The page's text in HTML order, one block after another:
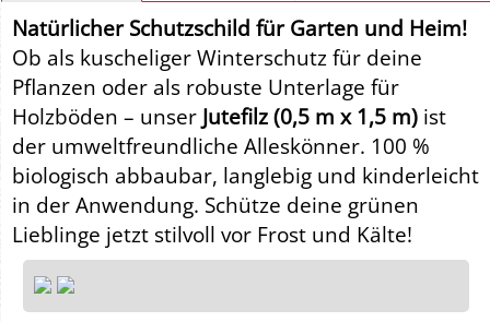
Natürlicher Schutzschild für Garten und Heim!
Ob als kuscheliger Winterschutz für deine
Pflanzen oder als robuste Unterlage für
Holzböden – unser Jutefilz (0,5 m x 1,5 m) ist
der umweltfreundliche Alleskönner. 100 %
biologisch abbaubar, langlebig und kinderleicht
in der Anwendung. Schütze deine grünen
Lieblinge jetzt stilvoll vor Frost und Kälte!